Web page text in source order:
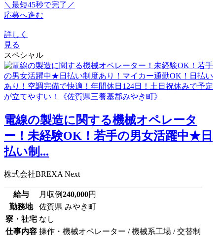
＼最短45秒で完了／
応募へ進む
詳しく
見る
スペシャル
電線の製造に関する機械オペレータ
ー！未経験OK！若手の男女活躍中★日
払い制...
株式会社BREXA Next
給与 月収例240,000円
勤務地
佐賀県 みやき町
寮・社宅 なし
仕事内容 操作・機械オペレーター / 機械系工場 / 交替制